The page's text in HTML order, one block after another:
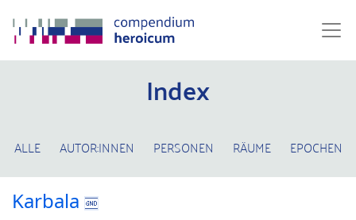
Index
ALLE AUTOR:INNEN PERSONEN RÄUME EPOCHEN
Karbala